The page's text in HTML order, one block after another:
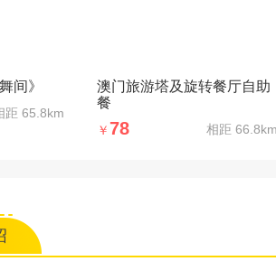
间》
距 65.8km
澳门旅游塔及旋转餐厅自助
餐
￥78 相距 66.8km